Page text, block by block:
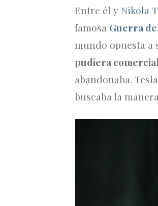
Entre él yNikola
famosa Guerra
mundo opuesta a
pudiera
abandonaba.
buscaba la